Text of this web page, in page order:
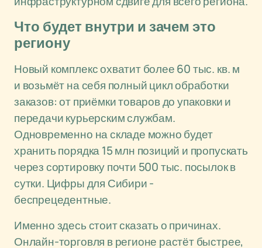
Что будет внутри и зачем это
региону
Новый комплекс охватит более 60 тыс. кв. м
и возьмёт на себя полный цикл обработки
заказов: от приёмки товаров до упаковки и
передачи курьерским службам.
Одновременно на складе можно будет
хранить порядка 15 млн позиций и пропускать
через сортировку почти 500 тыс. посылок в
сутки. Цифры для Сибири -
беспрецедентные.
Именно здесь стоит сказать о причинах.
Онлайн-торговля в регионе растёт быстрее,